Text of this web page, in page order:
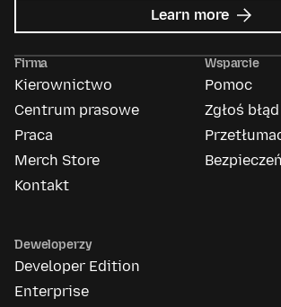
Learn more about
Firma
Kierownictwo
Centrum prasowe
Praca
Merch Store
Kontakt
Wsparcie
Pomoc
Zgłoś błąd
Deweloperzy
Developer Edition
Enterprise